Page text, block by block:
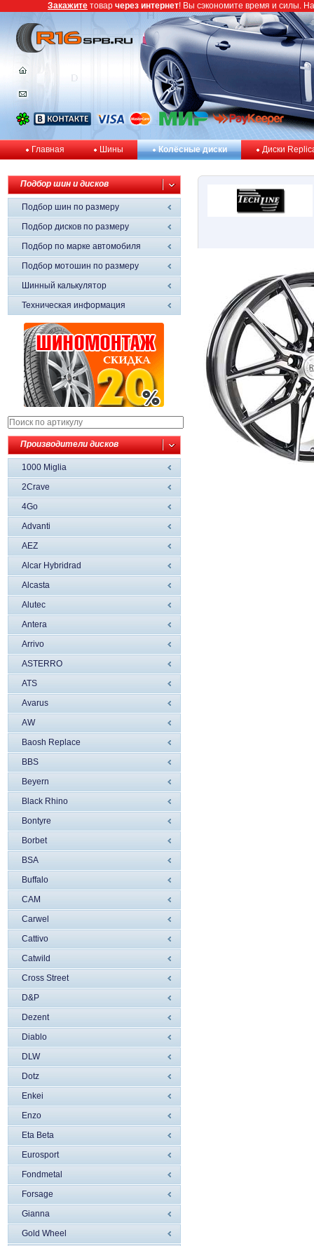
Главная Шины Колёсные диски Диски
Подбор шин и дисков
Подбор шин по размеру
Подбор дисков по размеру
Подбор по марке автомобиля
Подбор мотошин по размеру
Шинный калькулятор
Техническая информация
Производители дисков
1000 Miglia
2Crave
4Go
Advanti
AEZ
Alcar Hybridrad
Alcasta
Alutec
Antera
Arrivo
ASTERRO
ATS
Avarus
AW
Baosh Replace
BBS
Beyern
Black Rhino
Bontyre
Borbet
BSA
Buffalo
CAM
Carwel
Cattivo
Catwild
Cross Street
D&P
Dezent
Diablo
DLW
Dotz
Enkei
Enzo
Eta Beta
Eurosport
Fondmetal
Forsage
Gianna
Gold Wheel
Закажите товар через интернет! Вы сэкономите время и силы.